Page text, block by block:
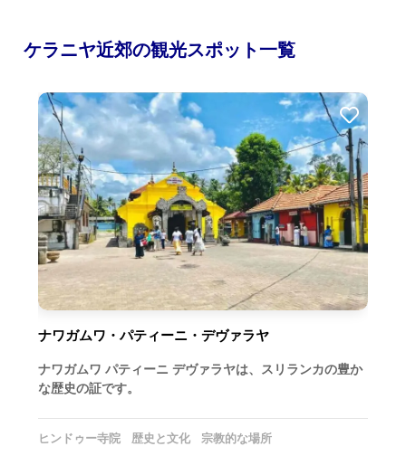
ケラニヤ近郊の観光スポット一覧
ナワガムワ・パティーニ・デヴァラヤ
ナワガムワ パティーニ デヴァラヤは、スリランカの豊か
な歴史の証です。
ヒンドゥー寺院 歴史と文化 宗教的な場所